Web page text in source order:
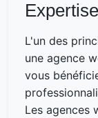
L'un des
une agence
vous
Les agences